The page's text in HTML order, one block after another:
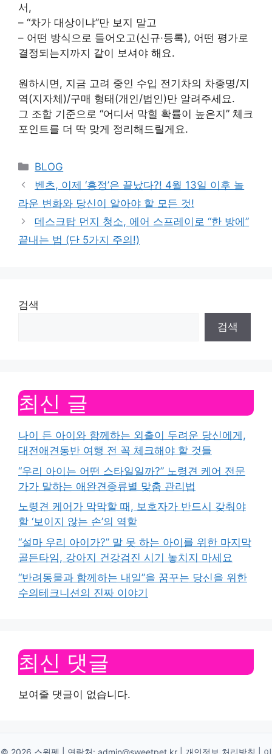
서,
– “차가 대상이냐”만 보지 말고
– 어떤 방식으로 들어오고(신규·등록), 어떤 평가로
결정되는지까지 같이 보셔야 해요.
원하시면, 지금 고려 중인 수입 전기차의 차종명/지
역(지자체)/구매 형태(개인/법인)만 알려주세요.
그 조합 기준으로 “어디서 막힐 확률이 높은지” 체크
포인트를 더 딱 맞게 정리해드릴게요.
Categories
BLOG
벤츠, 이제 ‘흥정’은 끝났다?! 4월 13일 이후 놀
라운 변화와 당신이 알아야 할 모든 것!
데스크탑 먼지 청소, 에어 스프레이로 “한 방에”
끝내는 법 (단 5가지 주의!)
검색
검색
최신 글
나이 든 아이와 함께하는 외출이 두려운 당신에게,
대전애견동반 여행 전 꼭 체크해야 할 것들
“우리 아이는 어떤 스타일일까?” 노령견 케어 전문
가가 말하는 애완견종류별 맞춤 관리법
노령견 케어가 막막할 때, 보호자가 반드시 갖춰야
할 ‘보이지 않는 손’의 역할
“설마 우리 아이가?” 말 못 하는 아이를 위한 마지막
골든타임, 강아지 건강검진 시기 놓치지 마세요
“반려동물과 함께하는 내일”을 꿈꾸는 당신을 위한
수의테크니션의 진짜 이야기
최신 댓글
보여줄 댓글이 없습니다.
© 2026 스윗펫 | 연락처: admin@sweetpet.kr| 개인정보 처리방침 이